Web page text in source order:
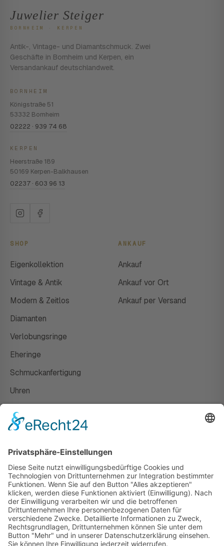
Juwelier Steiger
BORNHEIM · KERPEN
Antik-, Vintage- und Diamantschmuck. Zwei
Geschäfte in Bornheim und Kerpen, ein
Versandankauf deutschlandweit.
BORNHEIM
Königstraße 51
53332 Bornheim
02222 · 939 74 68
KERPEN
Heerstraße 189
50169 Kerpen-Balkhausen
02237 · 603 96 13
SHOP
Eigenkollektion
Vintage & Antik
Modern & Zeitlos
Diamanten
Verlobungsringe
Eheringe
Schmuckanfertigung
Uhren
ANKAUF
Ankauf
Ankauf vor Ort
Ankauf per Versand
Susanne Steiger
Geschäfte
Newsletter
Kontakt